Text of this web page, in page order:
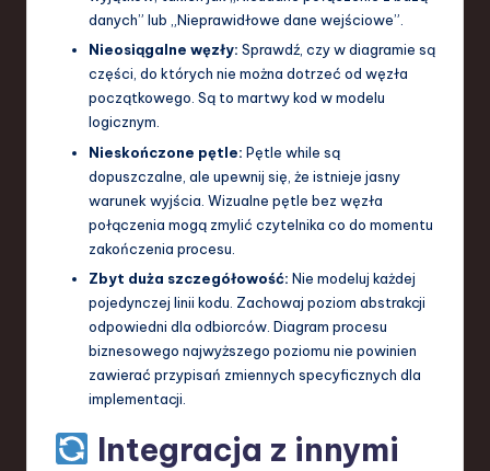
danych” lub „Nieprawidłowe dane wejściowe”.
Nieosiągalne węzły: Sprawdź, czy w diagramie są
części, do których nie można dotrzeć od węzła
początkowego. Są to martwy kod w modelu
logicznym.
Nieskończone pętle: Pętle while są
dopuszczalne, ale upewnij się, że istnieje jasny
warunek wyjścia. Wizualne pętle bez węzła
połączenia mogą zmylić czytelnika co do momentu
zakończenia procesu.
Zbyt duża szczegółowość: Nie modeluj każdej
pojedynczej linii kodu. Zachowaj poziom abstrakcji
odpowiedni dla odbiorców. Diagram procesu
biznesowego najwyższego poziomu nie powinien
zawierać przypisań zmiennych specyficznych dla
implementacji.
Integracja z innymi